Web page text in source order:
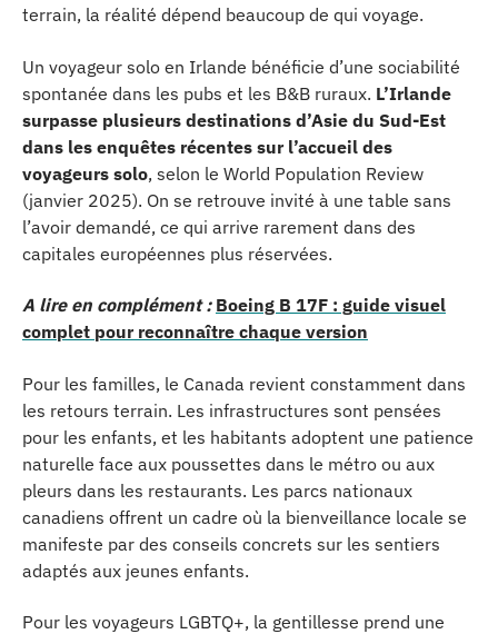
terrain, la réalité dépend beaucoup de qui voyage.
Un voyageur solo en Irlande bénéficie d’une sociabilité
spontanée dans les pubs et les B&B ruraux. L’Irlande
surpasse plusieurs destinations d’Asie du Sud-Est
dans les enquêtes récentes sur l’accueil des
voyageurs solo, selon le World Population Review
(janvier 2025). On se retrouve invité à une table sans
l’avoir demandé, ce qui arrive rarement dans des
capitales européennes plus réservées.
A lire en complément : Boeing B 17F : guide visuel
complet pour reconnaître chaque version
Pour les familles, le Canada revient constamment dans
les retours terrain. Les infrastructures sont pensées
pour les enfants, et les habitants adoptent une patience
naturelle face aux poussettes dans le métro ou aux
pleurs dans les restaurants. Les parcs nationaux
canadiens offrent un cadre où la bienveillance locale se
manifeste par des conseils concrets sur les sentiers
adaptés aux jeunes enfants.
Pour les voyageurs LGBTQ+, la gentillesse prend une